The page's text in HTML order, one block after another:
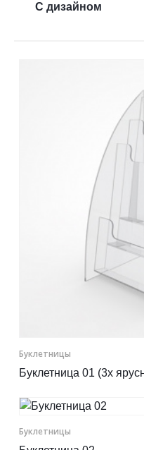
Гарантия
Отправить
КРАСНОЯРСК
8 (800) 333-72-11
sale@plastikam.ru
С дизайном
Буклетницы
Буклетница 01 (3х
Буклетницы